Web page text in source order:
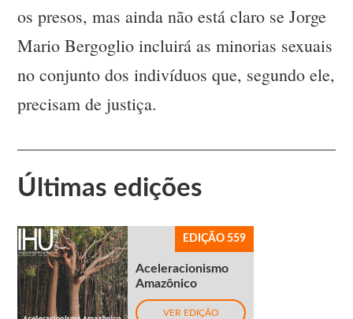
os presos, mas ainda não está claro se Jorge
Mario Bergoglio incluirá as minorias sexuais
no conjunto dos indivíduos que, segundo ele,
precisam de justiça.
Últimas edições
EDIÇÃO 559
Aceleracionismo
Amazônico
VER EDIÇÃO